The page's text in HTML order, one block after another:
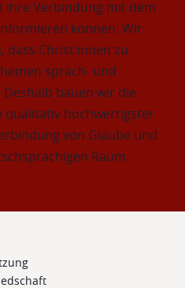
ihre Verbindung mit dem
können. Wir
dass Christ:innen zu
sprach- und
bauen wir die
qualitativ hochwertigster
von Glaube und
Raum.